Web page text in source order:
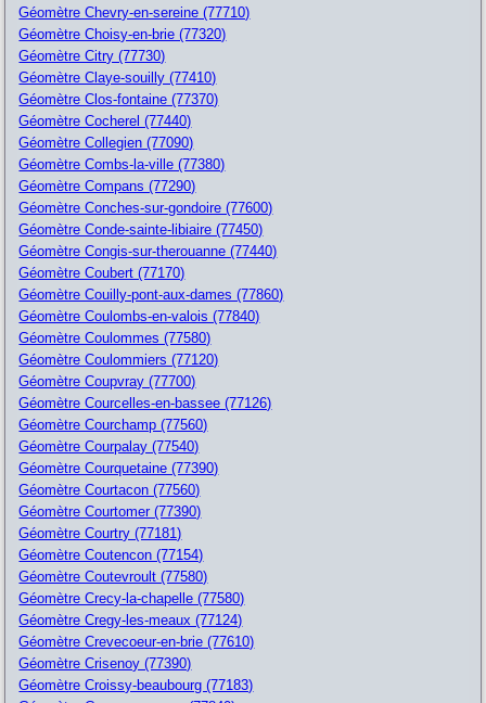
Géomètre Chevry-en-sereine (77710)
Géomètre Choisy-en-brie (77320)
Géomètre Citry (77730)
Géomètre Claye-souilly (77410)
Géomètre Clos-fontaine (77370)
Géomètre Cocherel (77440)
Géomètre Collegien (77090)
Géomètre Combs-la-ville (77380)
Géomètre Compans (77290)
Géomètre Conches-sur-gondoire (77600)
Géomètre Conde-sainte-libiaire (77450)
Géomètre Congis-sur-therouanne (77440)
Géomètre Coubert (77170)
Géomètre Couilly-pont-aux-dames (77860)
Géomètre Coulombs-en-valois (77840)
Géomètre Coulommes (77580)
Géomètre Coulommiers (77120)
Géomètre Coupvray (77700)
Géomètre Courcelles-en-bassee (77126)
Géomètre Courchamp (77560)
Géomètre Courpalay (77540)
Géomètre Courquetaine (77390)
Géomètre Courtacon (77560)
Géomètre Courtomer (77390)
Géomètre Courtry (77181)
Géomètre Coutencon (77154)
Géomètre Coutevroult (77580)
Géomètre Crecy-la-chapelle (77580)
Géomètre Cregy-les-meaux (77124)
Géomètre Crevecoeur-en-brie (77610)
Géomètre Crisenoy (77390)
Géomètre Croissy-beaubourg (77183)